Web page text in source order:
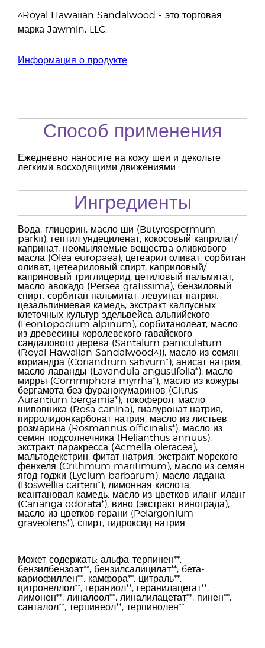
^Royal Hawaiian Sandalwood - это торговая
марка Jawmin, LLC.
Информация о продукте
Способ применения
Ежедневно наносите на кожу шеи и декольте
легкими восходящими движениями.
Ингредиенты
Вода, глицерин, масло ши (Butyrospermum
parkii), гептил ундециленат, кокосовый каприлат/
капринат, неомыляемые вещества оливкового
масла (Olea europaea), цетеарил оливат, сорбитан
оливат, цетеариловый спирт, каприловый/
каприновый триглицерид, цетиловый пальмитат,
масло авокадо (Persea gratissima), бензиловый
спирт, сорбитан пальмитат, левуинат натрия,
цезальпиниевая камедь, экстракт каллусных
клеточных культур эдельвейса альпийского
(Leontopodium alpinum), сорбитанолеат, масло
из древесины королевского гавайского
сандалового дерева (Santalum paniculatum
(Royal Hawaiian Sandalwood^)), масло из семян
кориандра (Coriandrum sativum*), анисат натрия,
масло лаванды (Lavandula angustifolia*), масло
мирры (Commiphora myrrha*), масло из кожуры
бергамота без фуранокумаринов (Citrus
Aurantium bergamia*), токоферол, масло
шиповника (Rosa canina), гиалуронат натрия,
пирролидонкарбонат натрия, масло из листьев
розмарина (Rosmarinus officinalis*), масло из
семян подсолнечника (Helianthus annuus),
экстракт паракресса (Acmella oleracea),
мальтодекстрин, фитат натрия, экстракт морского
фенхеля (Crithmum maritimum), масло из семян
ягод годжи (Lycium barbarum), масло ладана
(Boswellia carterii*), лимонная кислота,
ксантановая камедь, масло из цветков иланг-иланг
(Cananga odorata*), вино (экстракт винограда),
масло из цветков герани (Pelargonium
graveolens*), спирт, гидроксид натрия.
Может содержать: альфа-терпинен**,
бензилбензоат**, бензилсалицилат**, бета-
кариофиллен**, камфора**, цитраль**,
цитронеллол**, гераниол**, геранилацетат**,
лимонен**, линалоол**, линалилацетат**, пинен**,
санталол**, терпинеол**, терпинолен**.